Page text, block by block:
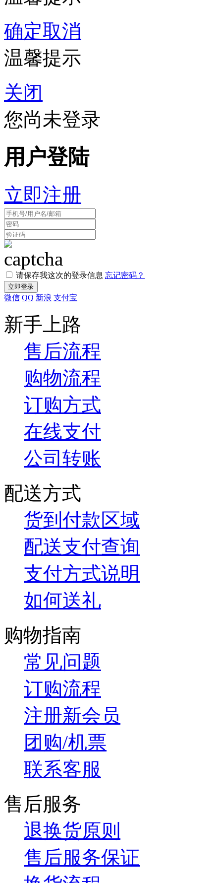
确定取消
温馨提示
关闭
您尚未登录
用户登陆
立即注册
请保存我这次的登录信息 忘记密码？
微信 QQ 新浪 支付宝
新手上路
售后流程
购物流程
订购方式
在线支付
公司转账
配送方式
货到付款区域
配送支付查询
支付方式说明
如何送礼
购物指南
常见问题
订购流程
注册新会员
团购/机票
联系客服
售后服务
退换货原则
售后服务保证